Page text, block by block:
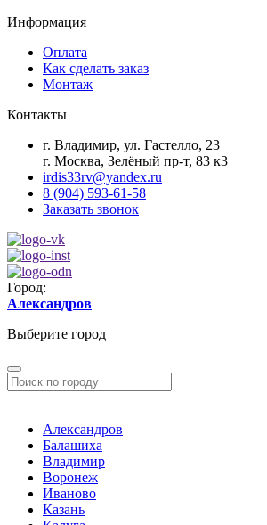
Информация
Оплата
Как сделать заказ
Монтаж
Контакты
г. Владимир, ул. Гастелло, 23
г. Москва, Зелёный пр-т, 83 к3
irdis33rv@yandex.ru
8 (904) 593-61-58
Заказать звонок
Город:
Александров
Выберите город
Александров
Балашиха
Владимир
Воронеж
Иваново
Казань